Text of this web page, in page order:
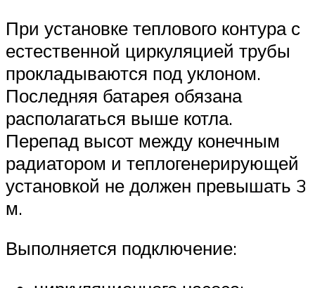
При установке теплового контура с
естественной циркуляцией трубы
прокладываются под уклоном.
Последняя батарея обязана
располагаться выше котла.
Перепад высот между конечным
радиатором и теплогенерирующей
установкой не должен превышать 3
м.
Выполняется подключение: